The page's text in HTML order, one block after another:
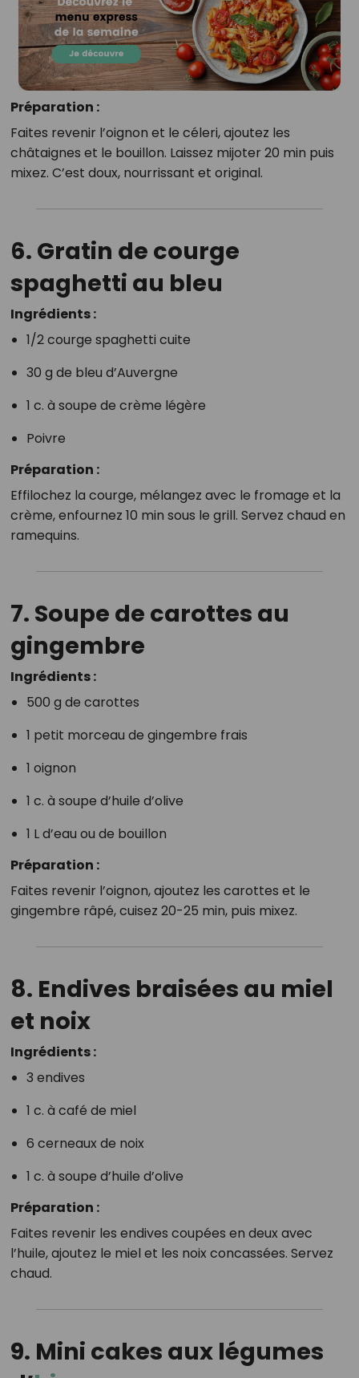
Préparation :
Faites revenir l’oignon et le céleri, ajoutez les
châtaignes et le bouillon. Laissez mijoter 20 min puis
mixez. C’est doux, nourrissant et original.
6. Gratin de courge
spaghetti au bleu
Ingrédients :
1/2 courge spaghetti cuite
30 g de bleu d’Auvergne
1 c. à soupe de crème légère
Poivre
Préparation :
Effilochez la courge, mélangez avec le fromage et la
crème, enfournez 10 min sous le grill. Servez chaud en
ramequins.
7. Soupe de carottes au
gingembre
Ingrédients :
500 g de carottes
1 petit morceau de gingembre frais
1 oignon
1 c. à soupe d’huile d’olive
1 L d’eau ou de bouillon
Préparation :
Faites revenir l’oignon, ajoutez les carottes et le
gingembre râpé, cuisez 20-25 min, puis mixez.
8. Endives braisées au miel
et noix
Ingrédients :
3 endives
1 c. à café de miel
6 cerneaux de noix
1 c. à soupe d’huile d’olive
Préparation :
Faites revenir les endives coupées en deux avec
l’huile, ajoutez le miel et les noix concassées. Servez
chaud.
9. Mini cakes aux légumes